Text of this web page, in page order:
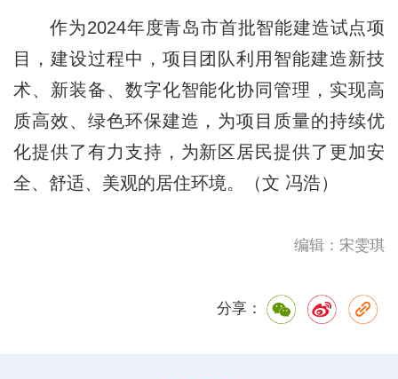
作为2024年度青岛市首批智能建造试点项
目，建设过程中，项目团队利用智能建造新技
术、新装备、数字化智能化协同管理，实现高
质高效、绿色环保建造，为项目质量的持续优
化提供了有力支持，为新区居民提供了更加安
全、舒适、美观的居住环境。（文 冯浩）
编辑：宋雯琪
分享：